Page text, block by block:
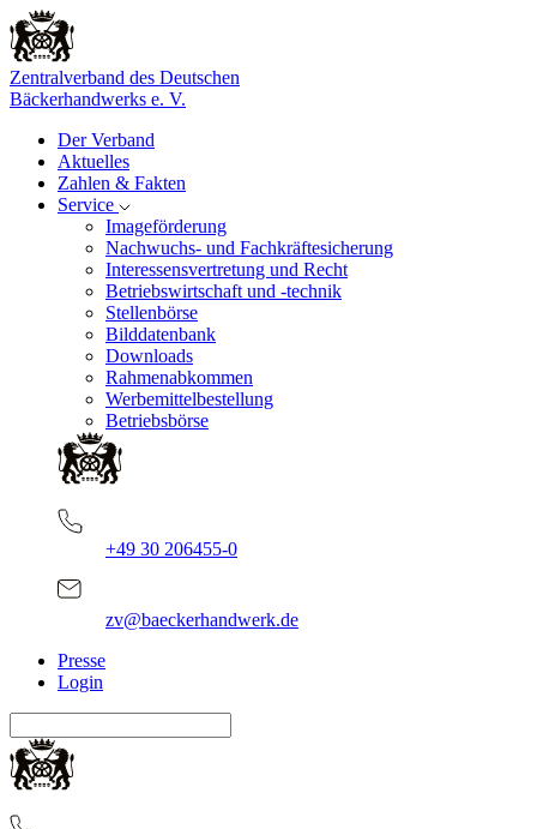
Zentralverband des Deutschen
Bäckerhandwerks e. V.
Der Verband
Aktuelles
Zahlen & Fakten
Service
Imageförderung
Nachwuchs- und Fachkräftesicherung
Interessensvertretung und Recht
Betriebswirtschaft und -technik
Stellenbörse
Bilddatenbank
Downloads
Rahmenabkommen
Werbemittelbestellung
Betriebsbörse
+49 30 206455-0
zv@baeckerhandwerk.de
Presse
Login